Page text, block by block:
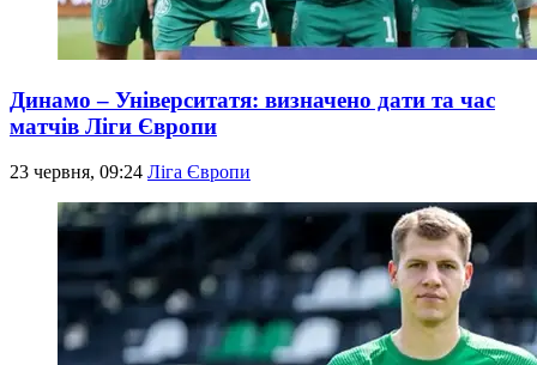
Динамо – Університатя: визначено дати та час
матчів Ліги Європи
23 червня, 09:24 Ліга Європи